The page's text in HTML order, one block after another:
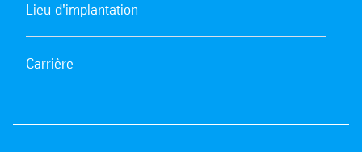
Lieu d'implantation
Carrière